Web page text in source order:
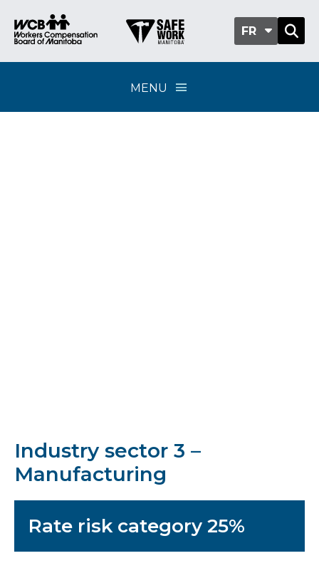
FR
MENU
Industry sector 3 –
Manufacturing
Rate risk category 25%